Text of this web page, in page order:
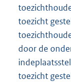
toezicht
door de
toezicht